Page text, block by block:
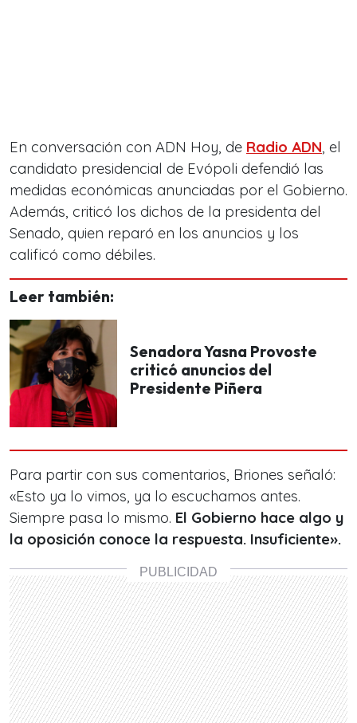
En conversación con ADN Hoy, de Radio ADN, el
candidato presidencial de Evópoli defendió las
medidas económicas anunciadas por el Gobierno.
Además, criticó los dichos de la presidenta del
Senado, quien reparó en los anuncios y los
calificó como débiles.
Leer también:
Senadora Yasna Provoste
criticó anuncios del
Presidente Piñera
Para partir con sus comentarios, Briones señaló:
«Esto ya lo vimos, ya lo escuchamos antes.
Siempre pasa lo mismo. El Gobierno hace algo y
la oposición conoce la respuesta. Insuficiente».